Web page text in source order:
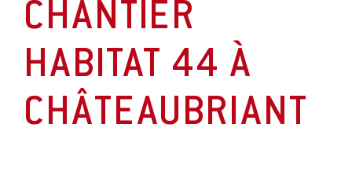
CHANTIER
HABITAT 44 À
CHÂTEAUBRIANT